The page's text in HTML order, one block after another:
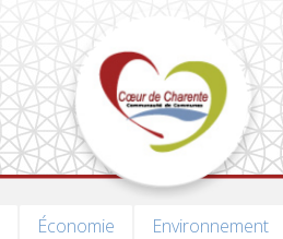
Économie Environnement